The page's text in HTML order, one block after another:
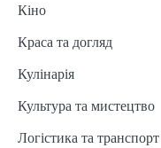
Кіно
Краса та догляд
Кулінарія
Культура та мистецтво
Логістика та транспорт